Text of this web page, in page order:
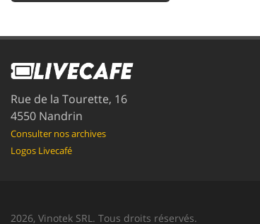
Rue de la Tourette, 16
4550 Nandrin
Consulter nos archives
Logos Livecafé
2026, Vinotek SRL. Tous droits réservés.